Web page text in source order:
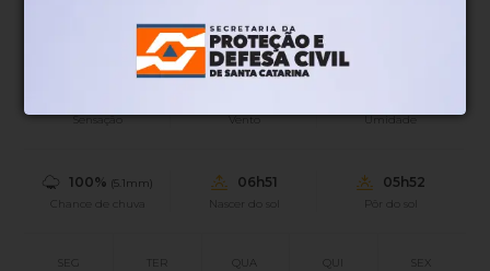
14°
Mín.14°
Sensação Vento Umidade
100% (5.1mm)
Chance de chuva
06h51
Nascer do sol
05h52
Pôr do sol
SEG TER QUA SEX